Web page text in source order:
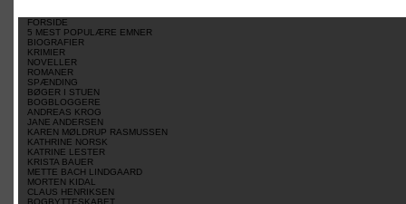
FORSIDE
5 MEST POPULÆRE EMNER
BIOGRAFIER
KRIMIER
NOVELLER
ROMANER
SPÆNDING
BØGER I STUEN
BOGBLOGGERE
ANDREAS KROG
JANE ANDERSEN
KAREN MØLDRUP RASMUSSEN
KATHRINE NORSK
KATRINE LESTER
KRISTA BAUER
METTE BACH LINDGAARD
MORTEN KIDAL
CLAUS HENRIKSEN
BOGBYTTESKABET